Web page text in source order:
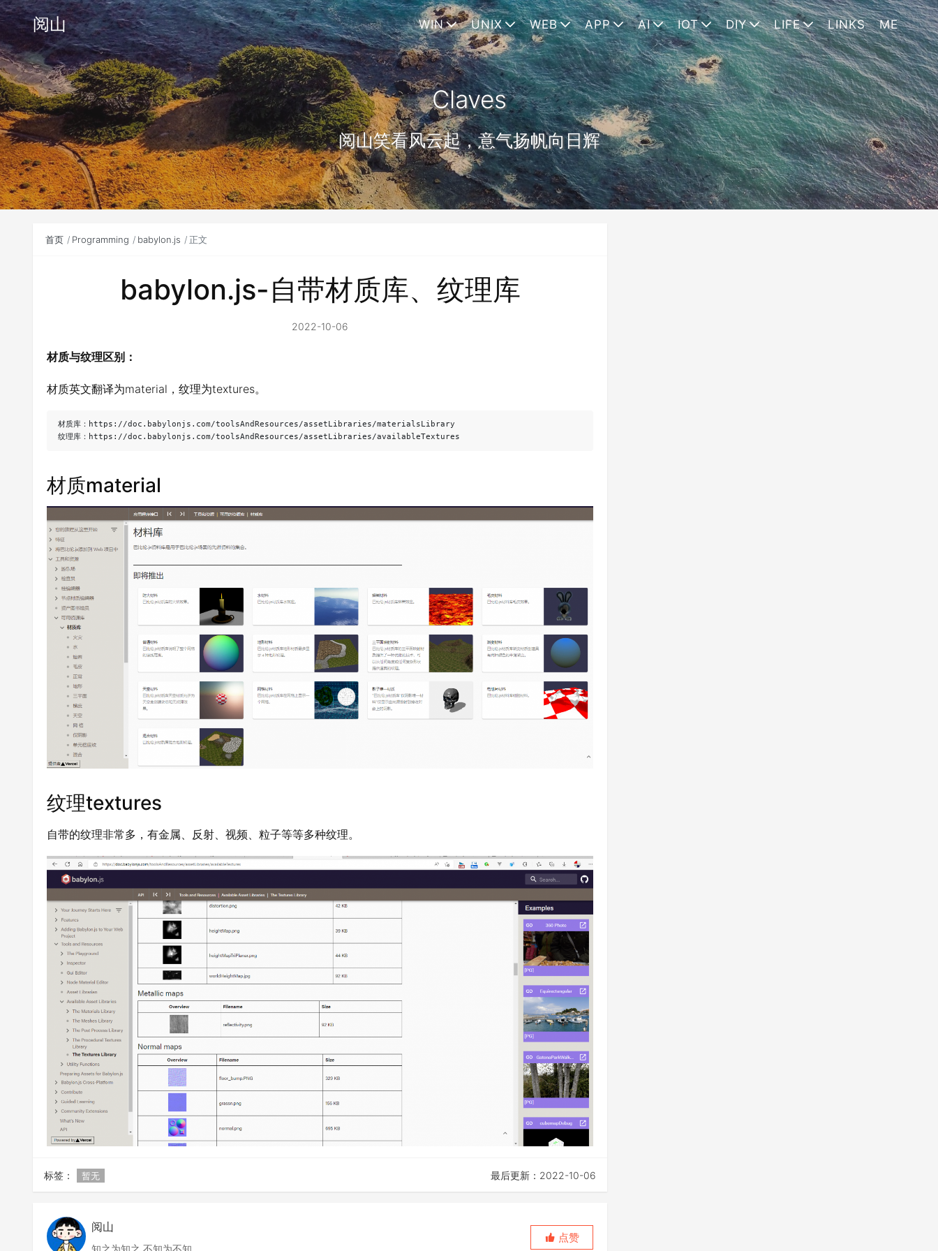
阅山 WIN UNIX WEB APP AI IOT DIY LIFE LINKS ME
Claves
阅山笑看风云起，意气扬帆向日辉
首页 Programming babylon.js 正文
babylon.js-自带材质库、纹理库
2022-10-06
材质与纹理区别：
材质英文翻译为material，纹理为textures。
材质库：https://doc.babylonjs.com/toolsAndResources/assetLibraries/materialsLibrary
纹理库：https://doc.babylonjs.com/toolsAndResources/assetLibraries/availableTextures
材质material
纹理textures
自带的纹理非常多，有金属、反射、视频、粒子等等多种纹理。
标签： 暂无 最后更新：2022-10-06
阅山
知之为知之 不知为不知
点赞